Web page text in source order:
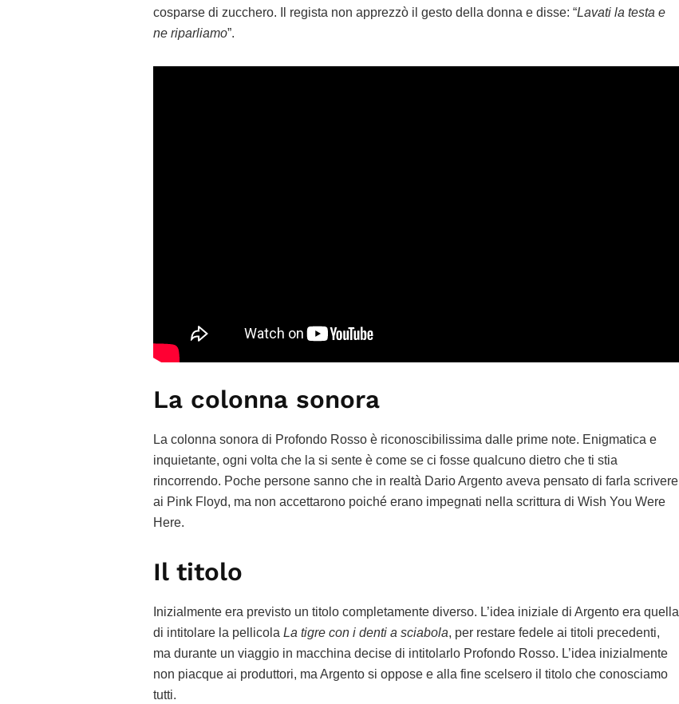
cosparse di zucchero. Il regista non apprezzò il gesto della donna e disse: “Lavati la testa e
ne riparliamo”.
La colonna sonora
La colonna sonora di Profondo Rosso è riconoscibilissima dalle prime note. Enigmatica e
inquietante, ogni volta che la si sente è come se ci fosse qualcuno dietro che ti stia
rincorrendo. Poche persone sanno che in realtà Dario Argento aveva pensato di farla scrivere
ai Pink Floyd, ma non accettarono poiché erano impegnati nella scrittura di Wish You Were
Here.
Il titolo
Inizialmente era previsto un titolo completamente diverso. L’idea iniziale di Argento era quella
di intitolare la pellicola La tigre con i denti a sciabola, per restare fedele ai titoli precedenti,
ma durante un viaggio in macchina decise di intitolarlo Profondo Rosso. L’idea inizialmente
non piacque ai produttori, ma Argento si oppose e alla fine scelsero il titolo che conosciamo
tutti.